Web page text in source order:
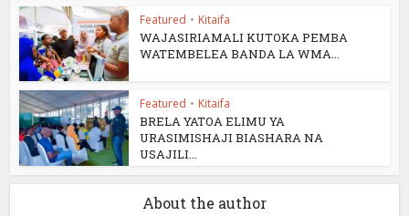
Featured • Kitaifa
WAJASIRIAMALI KUTOKA PEMBA
WATEMBELEA BANDA LA WMA...
Featured • Kitaifa
BRELA YATOA ELIMU YA
URASIMISHAJI BIASHARA NA
USAJILI...
About the author